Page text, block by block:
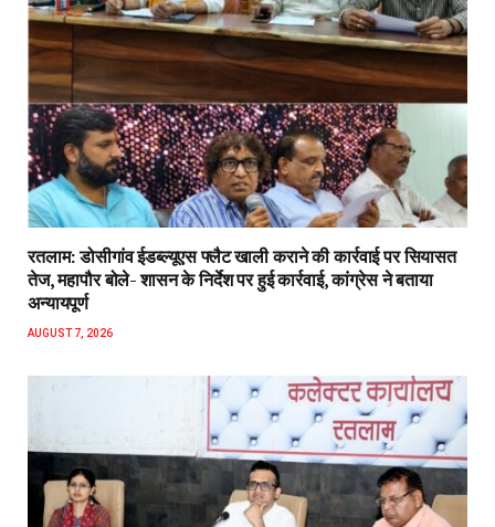
रतलाम: डोसीगांव ईडब्ल्यूएस फ्लैट खाली कराने की कार्रवाई पर सियासत
तेज, महापौर बोले- शासन के निर्देश पर हुई कार्रवाई, कांग्रेस ने बताया
अन्यायपूर्ण
AUGUST 7, 2026